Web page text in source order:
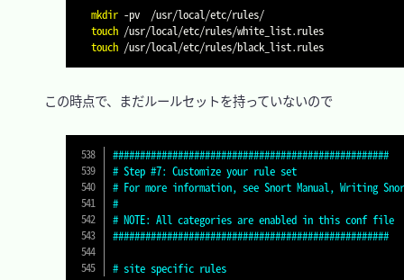
mkdir -pv
  /usr/local/etc/rules/
touch
/usr/local/etc/rules/white_list.rules
touch
/usr/local/etc/rules/black_list.rules
この時点で、まだルールセットを持っていないので
###################################################
# Step #7: Customize your rule set
# For more information, see Snort Manual, Writing
#
# NOTE: All categories are enabled in this conf file
###################################################
# site specific rules